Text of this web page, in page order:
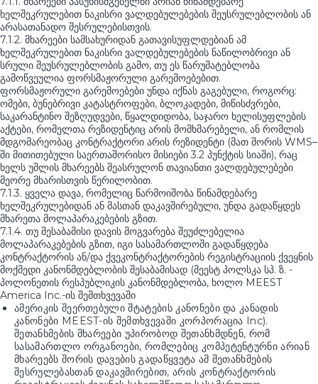
ხელშეკრულებით ნაკისრი ვალდებულებების შეუსრულებლობის ან
არასათანადო შესრულებისთვის.
7.1.2. მხარეები სამსახურიდან გათავისუფლდებიან ამ
ხელშეკრულებით ნაკისრი ვალდებულებების ნაწილობრივი ან
სრული შეუსრულებლობის გამო, თუ ეს წარუმატებლობა
გამოწვეულია ფორსმაჟორული გარემოებებით.
ფორსმაჟორული გარემოებები უნდა იქნას გაგებული, როგორც:
ომები, ბუნებრივი კატასტროფები, ბლოკადები, მიწისძვრები,
საკარანტინო შეზღუდვები, წყალდიდობა, საჯარო ხელისუფლების
აქტები, რომელთა რეზიდენტიც არის მომხმარებელი, ან რომლის
მდგომარეობაც კონტრაქტორი არის რეზიდენტი (მათ შორის WMS–
ში მითითებული საერთაშორისო მისიები 3.2 პუნქტის სიაში), რაც
ხელს უშლის მხარეებს შეასრულონ თავიანთი ვალდებულებები
მეორე მხარისთვის წერილობით.
7.1.3. ყველა დავა, რომელიც წარმოიშობა წინამდებარე
ხელშეკრულებიდან ან მასთან დაკავშირებული, უნდა გადაწყდეს
მხარეთა მოლაპარაკებების გზით.
7.1.4. თუ შესაბამისი დავის მოგვარება შეუძლებელია
მოლაპარაკებების გზით, იგი სასამართლოში გადაწყდება
კონტრაქტორის ან/და ქვეკონტრაქტორების რეგისტრაციის ქვეყნის
მოქმედი კანონმდებლობის შესაბამისად (მეესტ პოლსკა სპ. ზ. -
პოლონეთის რესპუბლიკის კანონმდებლობა, ხოლო MEEST
America Inc.-ის შემთხვევაში
ამერიკის შეერთებული შტატების კანონები და კანადის
კანონები MEEST-ის შემთხვევაში კორპორაცია Inc).
შეთანხმების მხარეები უპირობოდ შეთანხმდნენ, რომ
სასამართლო ორგანოები, რომლებიც კომპეტენტურნი არიან
მხარეებს შორის დავების გადაწყვეტა ამ შეთანხმების
შესრულებასთან დაკავშირებით, არის კონტრაქტორის